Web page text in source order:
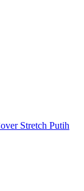
Stretch Putih